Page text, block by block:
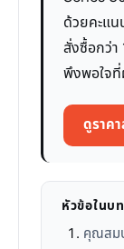
ด้วยคะแ
สั่งซื้อกว่
พึงพอใจที่
ดูราค
หัวข้อในบ
คุณสม